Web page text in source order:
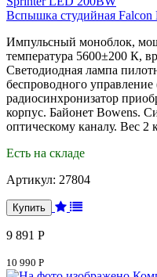
Вспышка студийная
Импульсный моноблок,
температура 5600±200 К,
Светодиодная лампа
беспроводного
радиосинхронизатор
корпус. Байонет Bowens.
оптическому каналу. Вес 2
Есть на складе
Артикул: 27804
9 891 Р
10 990 Р